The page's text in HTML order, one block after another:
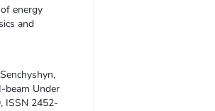
energy
and
beam Under
ISSN 2452-